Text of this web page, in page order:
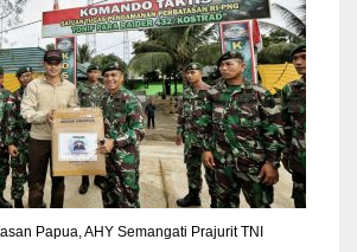
Papua, AHY Semangati Prajurit TNI